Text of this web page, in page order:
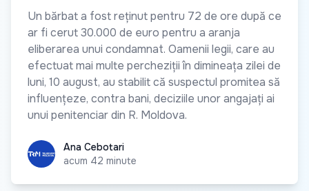
Un bărbat a fost reținut pentru 72 de ore după ce
ar fi cerut 30.000 de euro pentru a aranja
eliberarea unui condamnat. Oamenii legii, care au
efectuat mai multe percheziții în dimineața zilei de
luni, 10 august, au stabilit că suspectul promitea să
influențeze, contra bani, deciziile unor angajați ai
unui penitenciar din R. Moldova.
Ana CebotariAna Cebotari
acum 42 minute